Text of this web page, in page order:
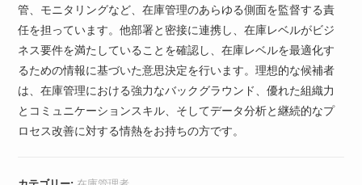
管、モニタリングなど、在庫管理のあらゆる側面を監督する責
任を担っています。他部署と密接に連携し、在庫レベルがビジ
ネス要件を満たしていることを確認し、在庫レベルを最適化す
るための情報に基づいた意思決定を行います。理想的な候補者
は、在庫管理における強力なバックグラウンド、優れた組織力
とコミュニケーションスキル、そしてデータ分析と継続的なプ
ロセス改善に対する情熱をお持ちの方です。